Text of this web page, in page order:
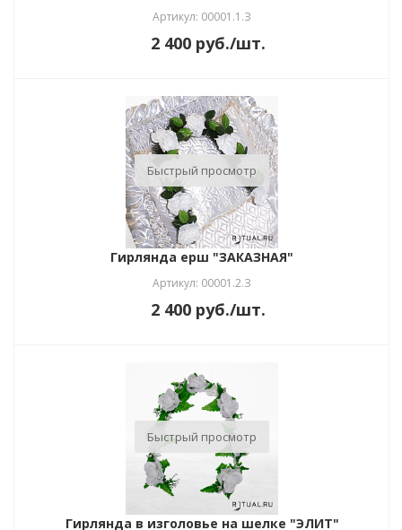
Артикул: 00001.1.З
2 400 руб./шт.
Быстрый просмотр
Гирлянда ерш "ЗАКАЗНАЯ"
Артикул: 00001.2.З
2 400 руб./шт.
Быстрый просмотр
Гирлянда в изголовье на шелке "ЭЛИТ"